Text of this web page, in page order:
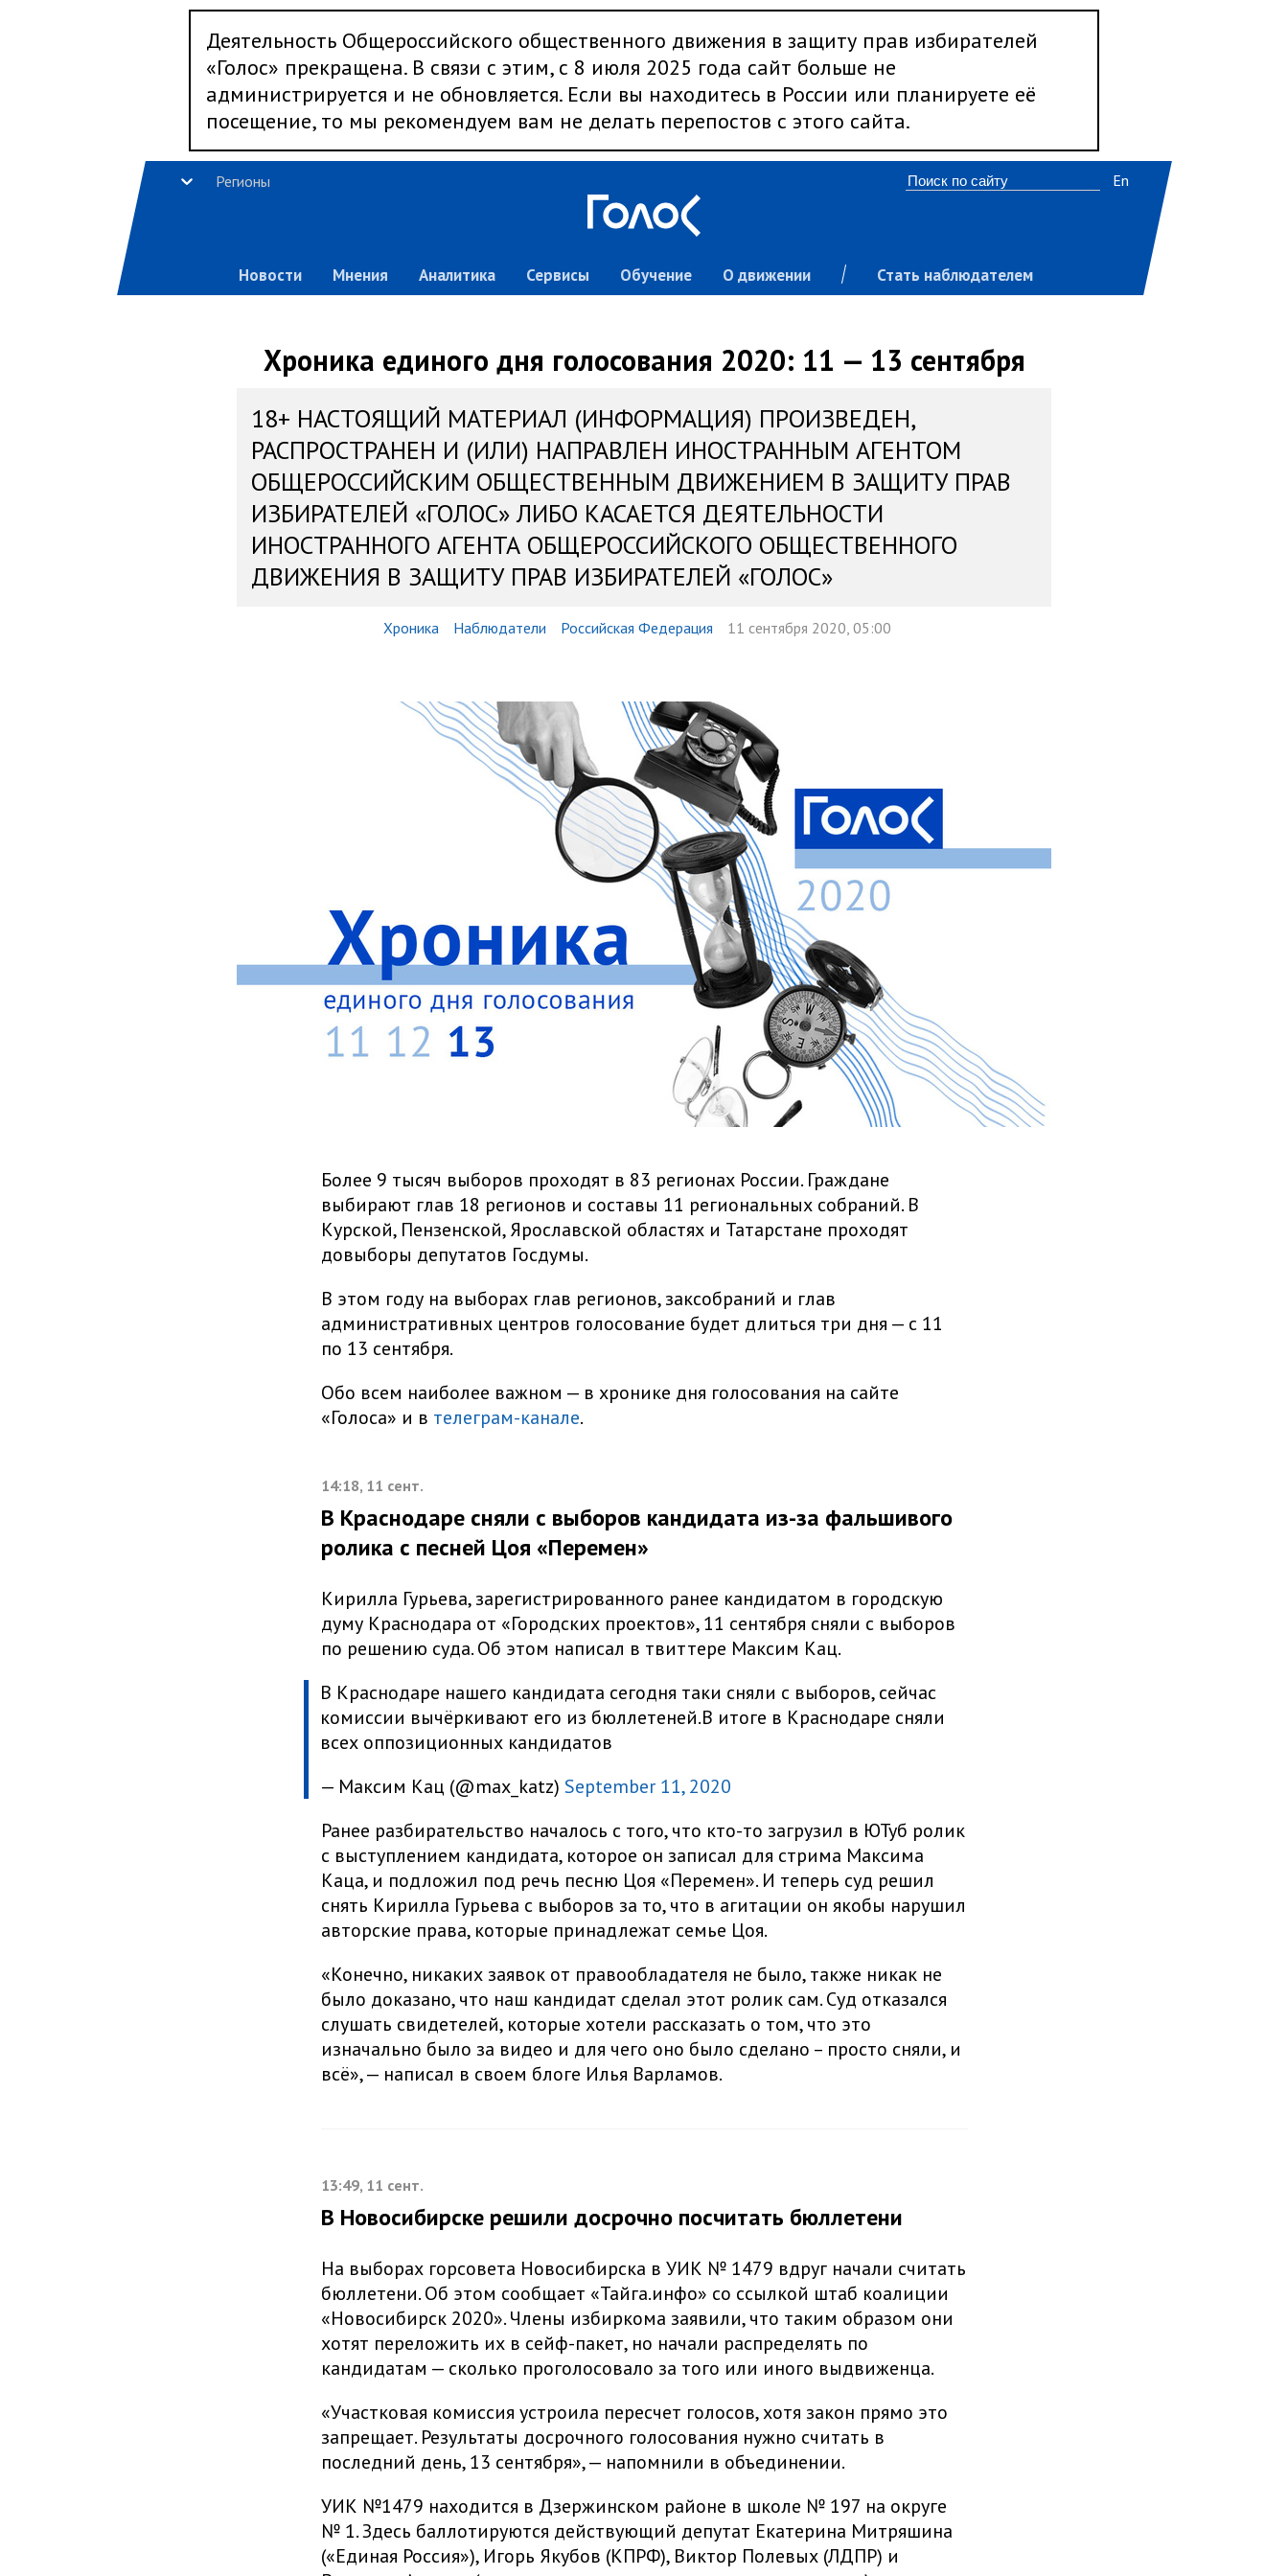
Деятельность Общероссийского общественного движения в защиту прав избирателей
«Голос» прекращена. В связи с этим, с 8 июля 2025 года сайт больше не
администрируется и не обновляется. Если вы находитесь в России или планируете её
посещение, то мы рекомендуем вам не делать перепостов с этого сайта.
Регионы
Новости Мнения Аналитика Сервисы Обучение О движении Стать наблюдателем
En
Хроника единого дня голосования 2020: 11 — 13 сентября
18+ НАСТОЯЩИЙ МАТЕРИАЛ (ИНФОРМАЦИЯ) ПРОИЗВЕДЕН,
РАСПРОСТРАНЕН И (ИЛИ) НАПРАВЛЕН ИНОСТРАННЫМ АГЕНТОМ
ОБЩЕРОССИЙСКИМ ОБЩЕСТВЕННЫМ ДВИЖЕНИЕМ В ЗАЩИТУ ПРАВ
ИЗБИРАТЕЛЕЙ «ГОЛОС» ЛИБО КАСАЕТСЯ ДЕЯТЕЛЬНОСТИ
ИНОСТРАННОГО АГЕНТА ОБЩЕРОССИЙСКОГО ОБЩЕСТВЕННОГО
ДВИЖЕНИЯ В ЗАЩИТУ ПРАВ ИЗБИРАТЕЛЕЙ «ГОЛОС»
Хроника Наблюдатели Российская Федерация 11 сентября 2020, 05:00
Более 9 тысяч выборов проходят в 83 регионах России. Граждане
выбирают глав 18 регионов и составы 11 региональных собраний. В
Курской, Пензенской, Ярославской областях и Татарстане проходят
довыборы депутатов Госдумы.
В этом году на выборах глав регионов, заксобраний и глав
административных центров голосование будет длиться три дня — с 11
по 13 сентября.
Обо всем наиболее важном — в хронике дня голосования на сайте
«Голоса» и в телеграм-канале.
14:18, 11 сент.
В Краснодаре сняли с выборов кандидата из-за фальшивого
ролика с песней Цоя «Перемен»
Кирилла Гурьева, зарегистрированного ранее кандидатом в городскую
думу Краснодара от «Городских проектов», 11 сентября сняли с выборов
по решению суда. Об этом написал в твиттере Максим Кац.
В Краснодаре нашего кандидата сегодня таки сняли с выборов, сейчас
комиссии вычёркивают его из бюллетеней.В итоге в Краснодаре сняли
всех оппозиционных кандидатов
— Максим Кац (@max_katz) September 11, 2020
Ранее разбирательство началось с того, что кто-то загрузил в ЮТуб ролик
с выступлением кандидата, которое он записал для стрима Максима
Каца, и подложил под речь песню Цоя «Перемен». И теперь суд решил
снять Кирилла Гурьева с выборов за то, что в агитации он якобы нарушил
авторские права, которые принадлежат семье Цоя.
«Конечно, никаких заявок от правообладателя не было, также никак не
было доказано, что наш кандидат сделал этот ролик сам. Суд отказался
слушать свидетелей, которые хотели рассказать о том, что это
изначально было за видео и для чего оно было сделано – просто сняли, и
всё», — написал в своем блоге Илья Варламов.
13:49, 11 сент.
В Новосибирске решили досрочно посчитать бюллетени
На выборах горсовета Новосибирска в УИК № 1479 вдруг начали считать
бюллетени. Об этом сообщает «Тайга.инфо» со ссылкой штаб коалиции
«Новосибирск 2020». Члены избиркома заявили, что таким образом они
хотят переложить их в сейф-пакет, но начали распределять по
кандидатам — сколько проголосовало за того или иного выдвиженца.
«Участковая комиссия устроила пересчет голосов, хотя закон прямо это
запрещает. Результаты досрочного голосования нужно считать в
последний день, 13 сентября», — напомнили в объединении.
УИК №1479 находится в Дзержинском районе в школе № 197 на округе
№ 1. Здесь баллотируются действующий депутат Екатерина Митряшина
(«Единая Россия»), Игорь Якубов (КПРФ), Виктор Полевых (ЛДПР) и